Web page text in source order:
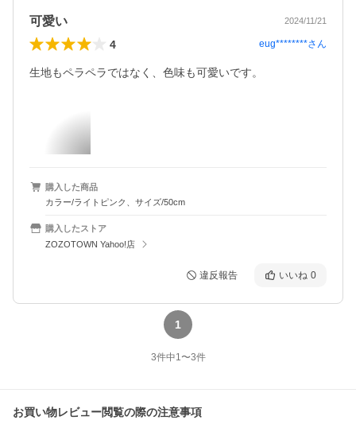
可愛い 2024/11/21
4 eug********さん
生地もペラペラではなく、色味も可愛いです。
購入した商品
カラー/ライトピンク、サイズ/50cm
購入したストア
ZOZOTOWN Yahoo!店
違反報告 いいね 0
1
3件中1〜3件
お買い物レビュー閲覧の際の注意事項